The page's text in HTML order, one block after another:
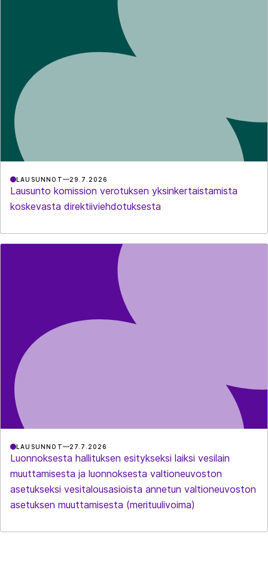
LAUSUNNOT 29.7.2026
Lausunto komission verotuksen yksinkertaistamista
koskevasta direktiiviehdotuksesta
LAUSUNNOT 27.7.2026
Luonnoksesta hallituksen esitykseksi laiksi vesilain
muuttamisesta ja luonnoksesta valtioneuvoston
asetukseksi vesitalousasioista annetun valtioneuvoston
asetuksen muuttamisesta (merituulivoima)